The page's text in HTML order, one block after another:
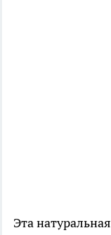
Эта